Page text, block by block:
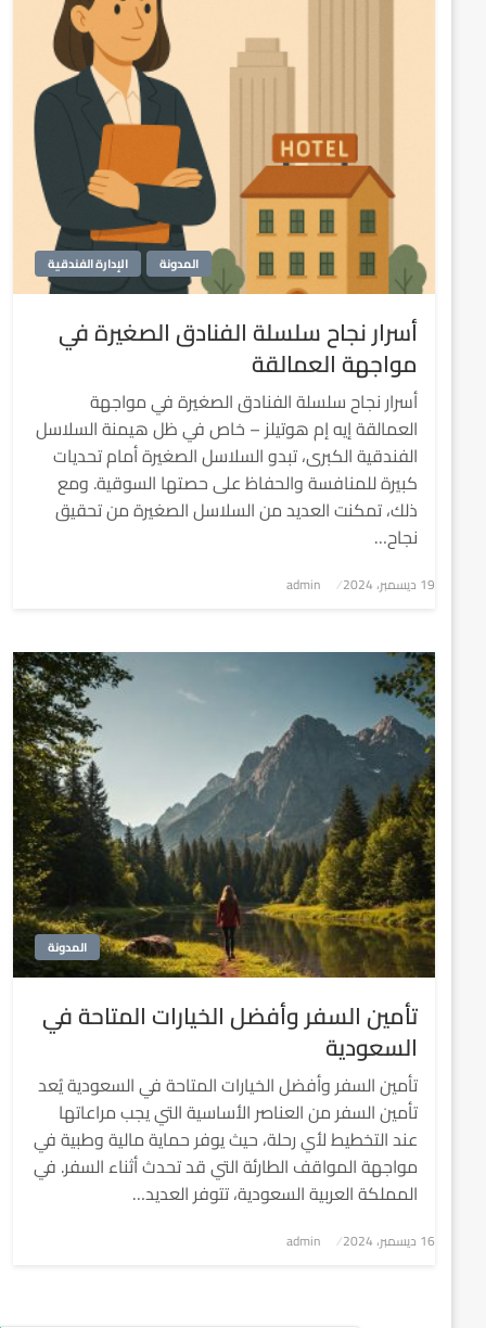
الإدارة الفندقية المدونة
أسرار نجاح سلسلة الفنادق الصغيرة في
مواجهة العمالقة
أسرار نجاح سلسلة الفنادق الصغيرة في مواجهة
العمالقة إيه إم هوتيلز – خاص في ظل هيمنة السلاسل
الفندقية الكبرى، تبدو السلاسل الصغيرة أمام تحديات
كبيرة للمنافسة والحفاظ على حصتها السوقية. ومع
ذلك، تمكنت العديد من السلاسل الصغيرة من تحقيق
نجاح…
نُشر
19 ديسمبر، 2024 admin
المدونة
تأمين السفر وأفضل الخيارات المتاحة في
السعودية
تأمين السفر وأفضل الخيارات المتاحة في السعودية يُعد
تأمين السفر من العناصر الأساسية التي يجب مراعاتها
عند التخطيط لأي رحلة، حيث يوفر حماية مالية وطبية في
مواجهة المواقف الطارئة التي قد تحدث أثناء السفر. في
المملكة العربية السعودية، تتوفر العديد…
نُشر
16 ديسمبر، 2024 admin